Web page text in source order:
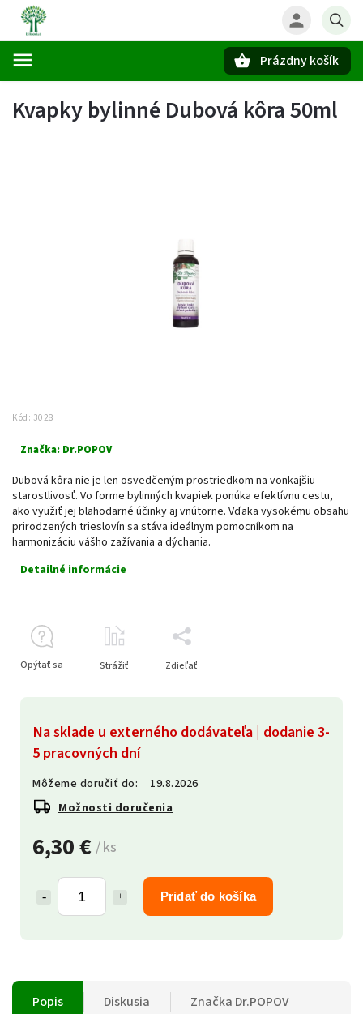
Prázdny košík
Kvapky bylinné Dubová kôra 50ml
Kód: 3028
Značka: Dr.POPOV
6,30 € / ks
Pridať do košíka
Na sklade u externého dodávateľa | dodanie 3-
5 pracovných dní
Môžeme doručiť do:
19.8.2026
Možnosti doručenia
Dubová kôra nie je len osvedčeným prostriedkom na vonkajšiu
starostlivosť. Vo forme bylinných kvapiek ponúka efektívnu cestu,
ako využiť jej blahodarné účinky aj vnútorne. Vďaka vysokému obsahu
prirodzených trieslovín sa stáva ideálnym pomocníkom na
harmonizáciu vášho zažívania a dýchania.
Detailné informácie
Opýtať sa Strážiť Zdieľať
Popis Diskusia Značka Dr.POPOV